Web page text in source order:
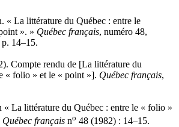
« La littérature du Québec : entre le
». » Québec français, numéro 48,
14–15.
Compte rendu de [La littérature du
« folio » et le « point »]. Québec français,
La littérature du Québec : entre le « folio »
Québec français no 48 (1982) : 14–15.